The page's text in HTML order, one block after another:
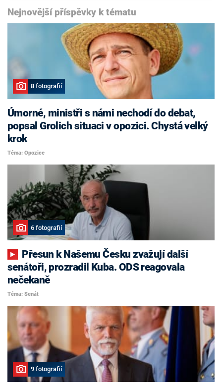
Nejnovější příspěvky k tématu
8 fotografií
Úmorné, ministři s námi nechodí do debat,
popsal Grolich situaci v opozici. Chystá velký
krok
Téma: Opozice
6 fotografií
senátoři, prozradil Kuba. ODS reagovala
nečekaně
Téma: Senát
9 fotografií